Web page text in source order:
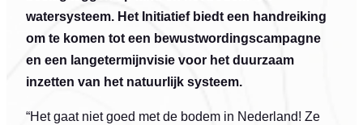
watersysteem. Het Initiatief biedt een handreiking
om te komen tot een bewustwordingscampagne
en een langetermijnvisie voor het duurzaam
inzetten van het natuurlijk systeem.
“Het gaat niet goed met de bodem in Nederland! Ze